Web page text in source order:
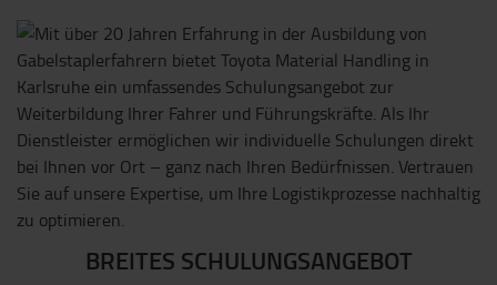
BREITES SCHULUNGSANGEBOT